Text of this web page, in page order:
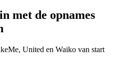
met de opnames
United en Waiko van start